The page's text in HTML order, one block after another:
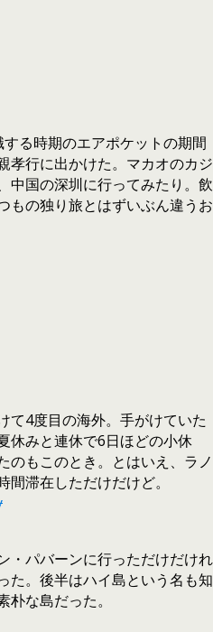
る時期のエアポケットの期間
孝行に出かけた。マカオのカジ
中国の深圳に行ってみたり。飲
もの独り旅とはずいぶん違うお
て4度目の海外。手がけていた
休みと連休で6日ほどの小休
のもこのとき。とはいえ、ラノ
滞在しただけだけど。
・パバーンに行っただけだけれ
た。後半はハイ島という名も知
な島だった。